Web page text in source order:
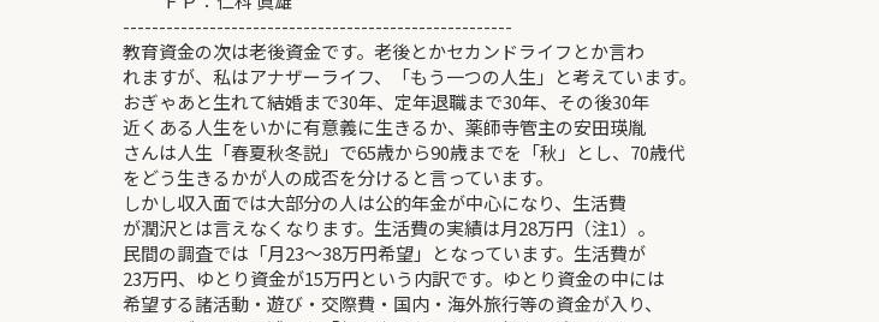
------------------------------------------------------
教育資金の次は老後資金です。老後とかセカンドライフとか言わ
れますが、私はアナザーライフ、「もう一つの人生」と考えています。
おぎゃあと生れて結婚まで30年、定年退職まで30年、その後30年
近くある人生をいかに有意義に生きるか、薬師寺管主の安田瑛胤
さんは人生「春夏秋冬説」で65歳から90歳までを「秋」とし、70歳代
をどう生きるかが人の成否を分けると言っています。
しかし収入面では大部分の人は公的年金が中心になり、生活費
が潤沢とは言えなくなります。生活費の実績は月28万円（注1）。
民間の調査では「月23～38万円希望」となっています。生活費が
23万円、ゆとり資金が15万円という内訳です。ゆとり資金の中には
希望する諸活動・遊び・交際費・国内・海外旅行等の資金が入り、